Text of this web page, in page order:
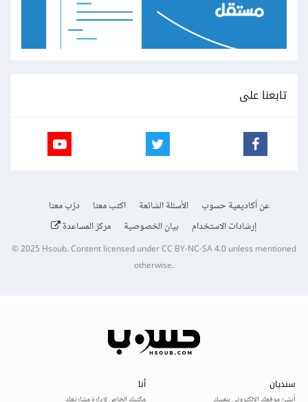
تابعنا على
عن أكاديمية حسوب الأسئلة الشائعة اكتب معنا
درّب معنا
إرشادات الاستخدام
بيان الخصوصية مركز المساعدة
© 2025Hsoub.Content licensed underCC BY-NC-SA 4.0unless mentioned
otherwise.